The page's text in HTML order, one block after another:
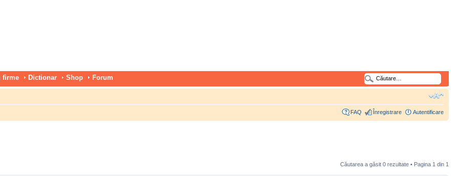
firme Dictionar Shop Forum
FAQ Înregistrare Autentificare
Căutarea a găsit 0 rezultate • Pagina 1 din 1